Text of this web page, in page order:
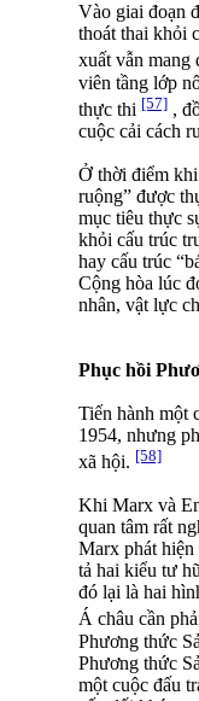
Vào giai đoạn
thoát thai khỏi
xuất vẫn mang
viên tầng lớp
thực thi [57] ,
cuộc cải cách
Ở thời điểm
ruộng” được
mục tiêu thực
khỏi cấu trúc
hay cấu trúc
Cộng hòa lúc
nhân, vật lực
Phục hồi
Tiến hành một
1954, nhưng
xã hội. [58]
Khi Marx và
quan tâm rất
Marx phát
tả hai kiểu tư
đó lại là hai
Á châu cần
Phương thức
Phương thức
một cuộc đấu